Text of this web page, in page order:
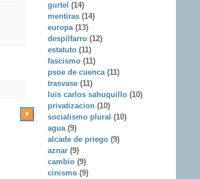
gurtel (14)
mentiras (14)
europa (13)
despilfarro (12)
estatuto (11)
fascismo (11)
psoe de cuenca (11)
trasvase (11)
luis carlos sahuquillo (10)
privatizacion (10)
socialismo plural (10)
agua (9)
alcade de priego (9)
aznar (9)
cambio (9)
cinismo (9)